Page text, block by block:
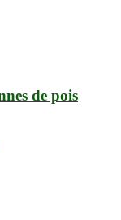
de pois